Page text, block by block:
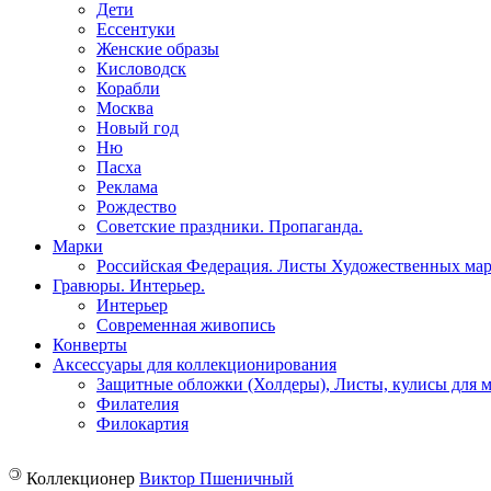
Дети
Ессентуки
Женские образы
Кисловодск
Корабли
Москва
Новый год
Ню
Пасха
Реклама
Рождество
Советские праздники. Пропаганда.
Марки
Российская Федерация. Листы Художественных
Гравюры. Интерьер.
Интерьер
Современная живопись
Конверты
Аксессуары для коллекционирования
Защитные обложки (Холдеры), Листы, кулисы для
Филателия
Филокартия
© Коллекционер Виктор Пшеничный